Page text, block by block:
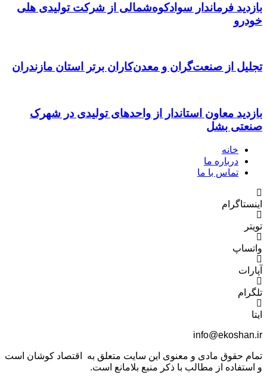
بازدید فرماندار سوادکوه‌شمالی از شرکت تولیدی هلی
خودرو
تجلیل از صنعت‌گران و معدن‌کاران برتر استان مازندران
بازدید معاون استاندار از واحدهای تولیدی در شهرک
صنعتی بشل
خانه
درباره ما
تماس با ما
اینستاگرام
تویتر
واتساپ
آپارات
تلگرام
ایتا
info@ekoshan.ir
تمام حقوق مادی و معنوی این سایت متعلق به اقتصاد کوشان است
و استفاده از مطالب با ذکر منبع بلامانع است.